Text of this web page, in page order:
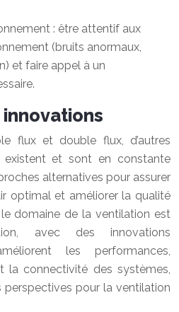
: être attentif aux
(bruits anormaux,
et faire appel à un
flux et double flux, d’autres
existent et sont en constante
alternatives pour assurer
optimal et améliorer la qualité
le domaine de la ventilation est
avec des innovations
les performances,
la connectivité des systèmes,
perspectives pour la ventilation